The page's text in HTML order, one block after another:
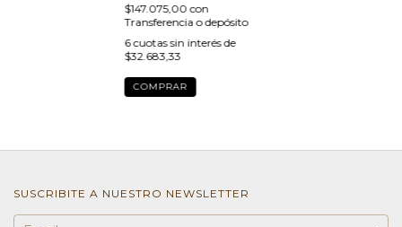
$147.075,00con
Transferencia o depósito
6 cuotas sin interés de
$32.683,33
SUSCRIBITE A NUESTRO NEWSLETTER